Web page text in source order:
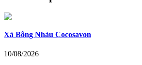
Xà Bông Nhàu Cocosavon
10/08/2026